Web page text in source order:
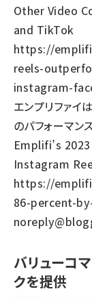
Other Video
and TikTok
https://
reels-
instagram-
エンプリファイ
のパフォーマン
Emplifi’s
Instagram
https://
86-percent-
バリューコ
クを提供